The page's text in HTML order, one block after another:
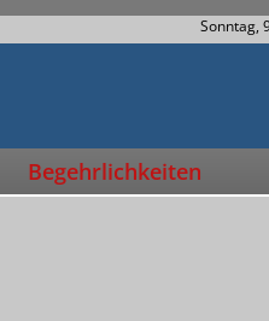
Sonntag,
Begehrlichkeiten